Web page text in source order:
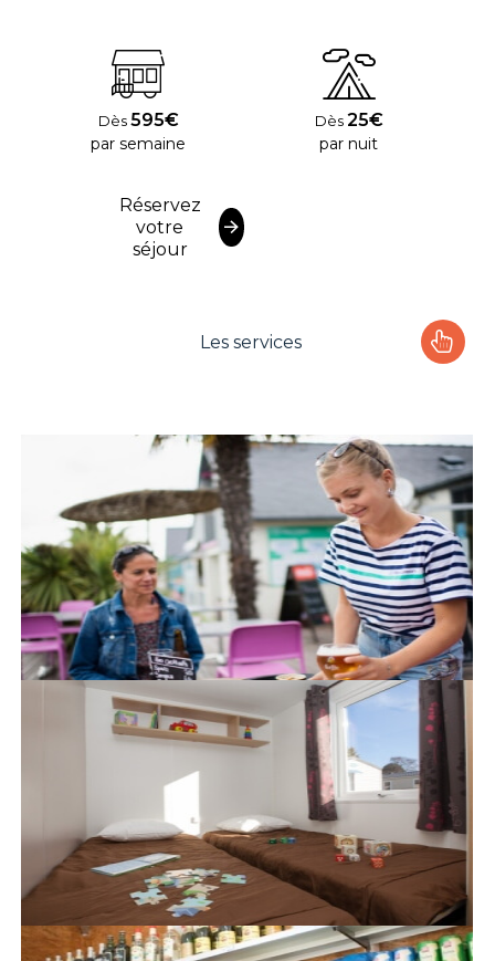
Dès595€
par semaine
Dès25€
par nuit
Réservez
votre
séjour
Les services
L'espace Aquatique
Les activités
Les infos pratiques